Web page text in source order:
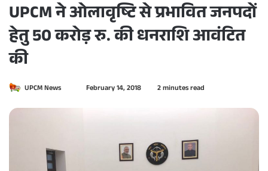
UPCM ने ओलावृष्टि से प्रभावित जनपदों
हेतु 50 करोड़ रु. की धनराशि आवंटित
की
UPCM News February 14, 2018 2 minutes read